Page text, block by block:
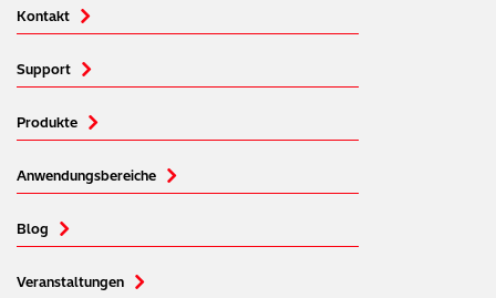
Kontakt
Support
Produkte
Anwendungsbereiche
Blog
Veranstaltungen